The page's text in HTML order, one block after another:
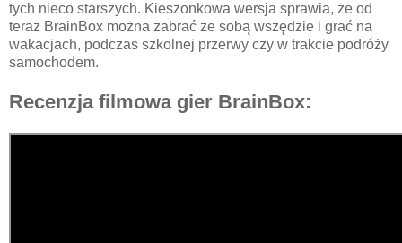
tych nieco starszych. Kieszonkowa wersja sprawia, że od
teraz BrainBox można zabrać ze sobą wszędzie i grać na
wakacjach, podczas szkolnej przerwy czy w trakcie podróży
samochodem.
Recenzja filmowa gier BrainBox: